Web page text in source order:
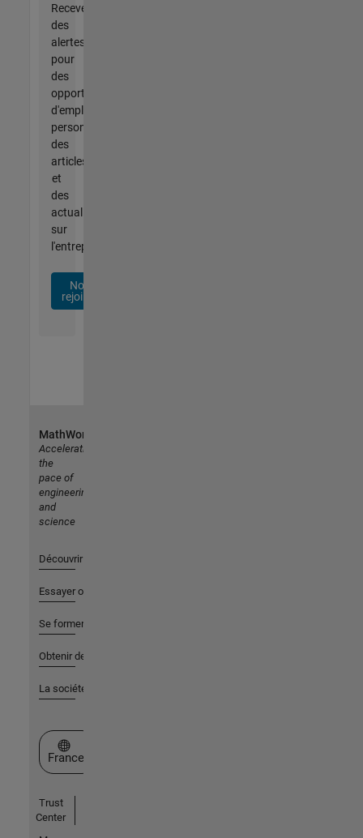
Recevez
des
alertes
pour
des
opportunités
d'emploi
personnalisées,
des
articles
et
des
actualités
sur
l'entreprise.
Nous
rejoindre
MathWorks
Accelerating
the
pace of
engineering
and
science
Découvrir les produits
Essayer ou acheter
Se former
Obtenir de l'aide
La société
Sélectionner un site web
France
Trust
Center